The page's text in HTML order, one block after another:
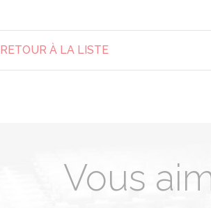
RETOUR À LA LISTE
Vous